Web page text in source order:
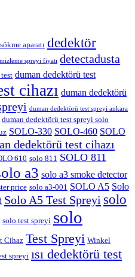
aparatı dedektör
spreyi fiyatı detectadusta
duman dedektörü test
cihazı duman dedektörü
duman dedektörü test spreyi ankara
duman dedektörü test spreyi solo
SOLO-330 SOLO-460 SOLO
dedektörü test cihazı
610 solo 811 SOLO 811
a3 solo a3 smoke detector
price solo a3-001 SOLO A5 Solo
Solo A5 Test Spreyi solo
solo test spreyi solo
Cihaz Test Spreyi Winkel
spreyi ısı dedektörü test